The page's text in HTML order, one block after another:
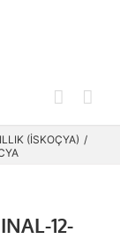
(İSKOÇYA)
12-